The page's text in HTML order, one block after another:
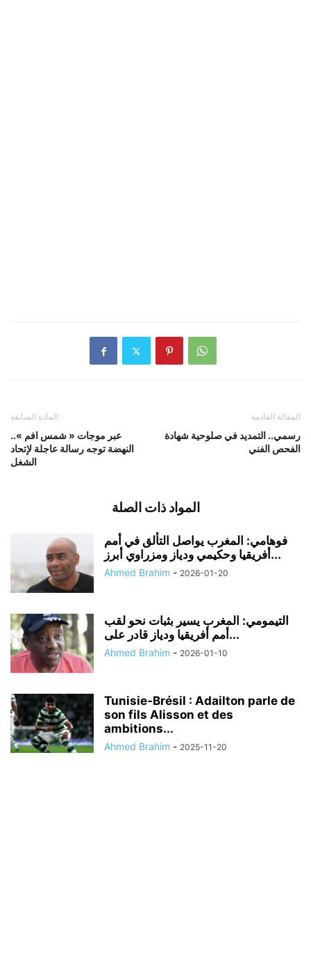
المادة السابقة
عبر موجات « شمس افم »..
النهضة توجه رسالة عاجلة لإتحاد
الشغل
المقالة القادمة
رسمي.. التمديد في صلوحية شهادة
الفحص الفني
المواد ذات الصلة
فوهامي: المغرب يواصل التألق في أمم
أفريقيا وحكيمي ودياز ومزراوي أبرز...
Ahmed Brahim - 2026-01-20
التيمومي: المغرب يسير بثبات نحو لقب
أمم أفريقيا ودياز قادر على...
Ahmed Brahim - 2026-01-10
Tunisie‑Brésil : Adailton parle de
son fils Alisson et des
ambitions...
Ahmed Brahim - 2025-11-20